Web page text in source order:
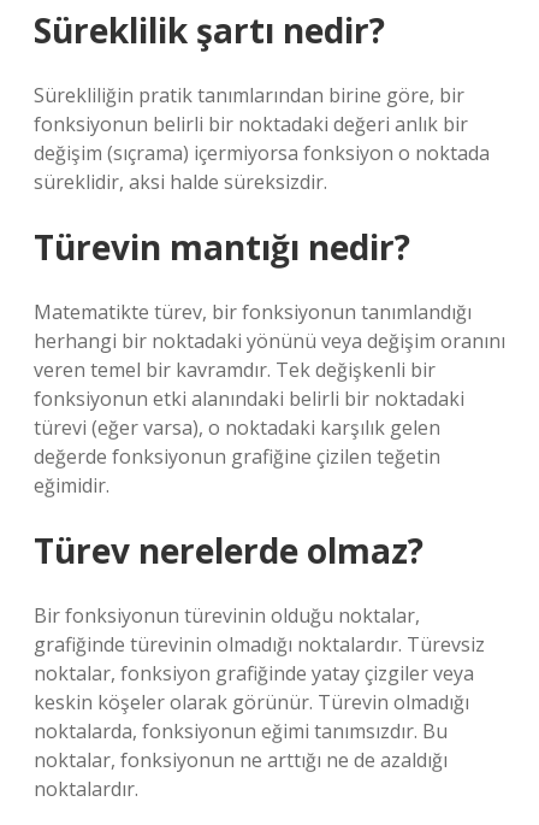
Süreklilik şartı nedir?
Sürekliliğin pratik tanımlarından birine göre, bir
fonksiyonun belirli bir noktadaki değeri anlık bir
değişim (sıçrama) içermiyorsa fonksiyon o noktada
süreklidir, aksi halde süreksizdir.
Türevin mantığı nedir?
Matematikte türev, bir fonksiyonun tanımlandığı
herhangi bir noktadaki yönünü veya değişim oranını
veren temel bir kavramdır. Tek değişkenli bir
fonksiyonun etki alanındaki belirli bir noktadaki
türevi (eğer varsa), o noktadaki karşılık gelen
değerde fonksiyonun grafiğine çizilen teğetin
eğimidir.
Türev nerelerde olmaz?
Bir fonksiyonun türevinin olduğu noktalar,
grafiğinde türevinin olmadığı noktalardır. Türevsiz
noktalar, fonksiyon grafiğinde yatay çizgiler veya
keskin köşeler olarak görünür. Türevin olmadığı
noktalarda, fonksiyonun eğimi tanımsızdır. Bu
noktalar, fonksiyonun ne arttığı ne de azaldığı
noktalardır.